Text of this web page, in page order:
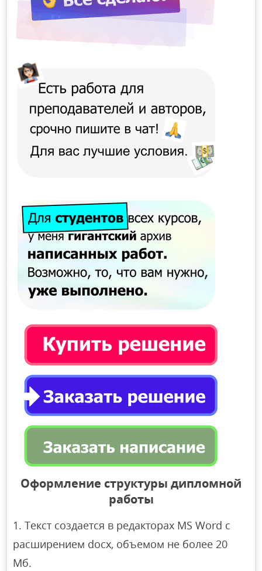
Оформление структуры дипломной
работы
Текст создается в редакторах MS Word с
расширением docx, объемом не более 20
Мб.